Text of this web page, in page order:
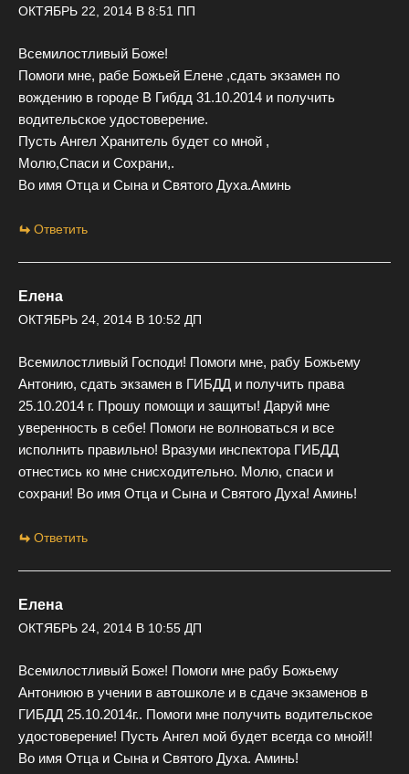
ОКТЯБРЬ 22, 2014 В 8:51 ПП
Всемилостливый Боже!
Помоги мне, рабе Божьей Елене ,сдать экзамен по
вождению в городе В Гибдд 31.10.2014 и получить
водительское удостоверение.
Пусть Ангел Хранитель будет со мной ,
Молю,Спаси и Сохрани,.
Во имя Отца и Сына и Святого Духа.Аминь
Ответить
Елена
ОКТЯБРЬ 24, 2014 В 10:52 ДП
Всемилостливый Господи! Помоги мне, рабу Божьему
Антонию, сдать экзамен в ГИБДД и получить права
25.10.2014 г. Прошу помощи и защиты! Даруй мне
уверенность в себе! Помоги не волноваться и все
исполнить правильно! Вразуми инспектора ГИБДД
отнестись ко мне снисходительно. Молю, спаси и
сохрани! Во имя Отца и Сына и Святого Духа! Аминь!
Ответить
Елена
ОКТЯБРЬ 24, 2014 В 10:55 ДП
Всемилостливый Боже! Помоги мне рабу Божьему
Антониюю в учении в автошколе и в сдаче экзаменов в
ГИБДД 25.10.2014г.. Помоги мне получить водительское
удостоверение! Пусть Ангел мой будет всегда со мной!!
Во имя Отца и Сына и Святого Духа. Аминь!